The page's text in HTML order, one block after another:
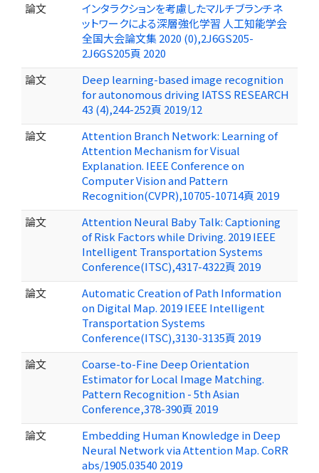
論文
インタラクションを考慮したマルチブランチネ
ットワークによる深層強化学習 人工知能学会
全国大会論文集 2020 (0),2J6GS205-
2J6GS205頁 2020
論文
Deep learning-based image recognition
for autonomous driving IATSS RESEARCH
43 (4),244-252頁 2019/12
論文
Attention Branch Network: Learning of
Attention Mechanism for Visual
Explanation. IEEE Conference on
Computer Vision and Pattern
Recognition(CVPR),10705-10714頁 2019
論文
Attention Neural Baby Talk: Captioning
of Risk Factors while Driving. 2019 IEEE
Intelligent Transportation Systems
Conference(ITSC),4317-4322頁 2019
論文
Automatic Creation of Path Information
on Digital Map. 2019 IEEE Intelligent
Transportation Systems
Conference(ITSC),3130-3135頁 2019
論文
Coarse-to-Fine Deep Orientation
Estimator for Local Image Matching.
Pattern Recognition - 5th Asian
Conference,378-390頁 2019
論文
Embedding Human Knowledge in Deep
Neural Network via Attention Map. CoRR
abs/1905.03540 2019